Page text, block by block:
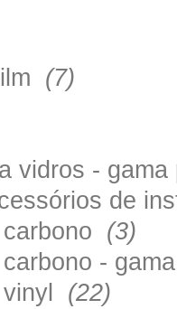
(7)
vidros -
de
(3)
-
(22)